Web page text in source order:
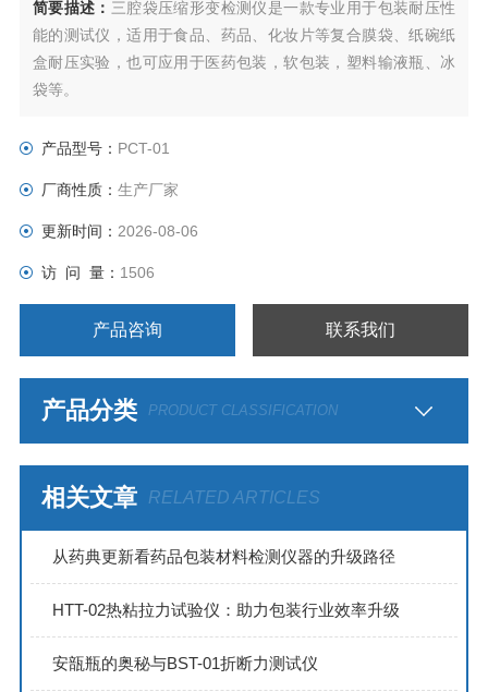
简要描述： 三腔袋压缩形变检测仪是一款专业用于包装耐压性
能的测试仪，适用于食品、药品、化妆片等复合膜袋、纸碗纸
盒耐压实验，也可应用于医药包装，软包装，塑料输液瓶、冰
袋等。
产品型号： PCT-01
厂商性质： 生产厂家
更新时间： 2026-08-06
访 问 量： 1506
产品咨询 联系我们
产品分类 PRODUCT CLASSIFICATION
相关文章 RELATED ARTICLES
从药典更新看药品包装材料检测仪器的升级路径
HTT-02热粘拉力试验仪：助力包装行业效率升级
安瓿瓶的奥秘与BST-01折断力测试仪